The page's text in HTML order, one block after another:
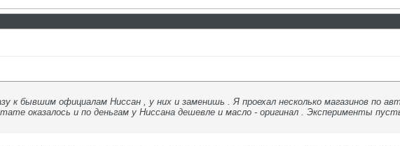
к бывшим официалам Ниссан , у них и заменишь . Я проехал несколько магазинов по
оказалось и по деньгам у Ниссана дешевле и масло - оригинал . Эксперименты